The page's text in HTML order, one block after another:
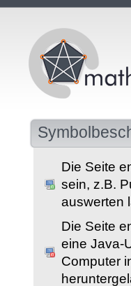
Die Seite
sein, z.B.
auswerten
Die Seite
eine Java-
Computer